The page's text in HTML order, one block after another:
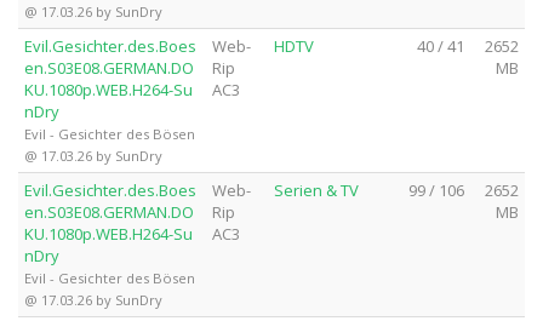
@ 17.03.26 by SunDry
Evil.Gesichter.des.Boes
en.S03E08.GERMAN.DO
KU.1080p.WEB.H264-Su
nDry
Evil - Gesichter des Bösen
@ 17.03.26 by SunDry
Web-
Rip
AC3
HDTV 40 / 41
2652
MB
Evil.Gesichter.des.Boes
en.S03E08.GERMAN.DO
KU.1080p.WEB.H264-Su
nDry
Evil - Gesichter des Bösen
@ 17.03.26 by SunDry
Web-
Rip
AC3
Serien & TV 99 / 106
2652
MB